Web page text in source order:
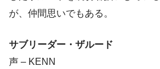
が、仲間思いでもある。
サブリーダー・ザルード
声 – KENN